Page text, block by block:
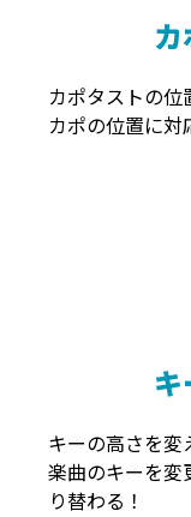
カポタストの位
カポの位置に対
キーの高さを変
楽曲のキーを変
り替わる！